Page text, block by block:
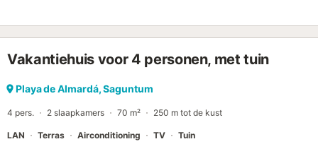
Vakantiehuis voor 4 personen, met tuin
Playa de Almardá, Saguntum
4 pers. 2 slaapkamers 70 m² 250 m tot de kust
LAN Terras Airconditioning TV Tuin